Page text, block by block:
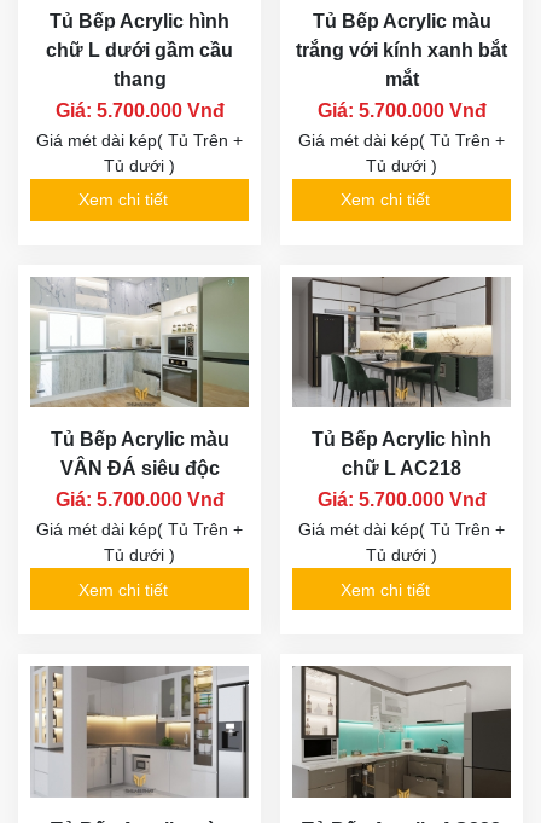
Tủ Bếp Acrylic hình
chữ L dưới gầm cầu
thang
Giá: 5.700.000 Vnđ
Giá mét dài kép( Tủ Trên +
Tủ dưới )
Xem chi tiết
Tủ Bếp Acrylic màu
trắng với kính xanh bắt
mắt
Giá: 5.700.000 Vnđ
Giá mét dài kép( Tủ Trên +
Tủ dưới )
Xem chi tiết
Tủ Bếp Acrylic màu
VÂN ĐÁ siêu độc
Giá: 5.700.000 Vnđ
Giá mét dài kép( Tủ Trên +
Tủ dưới )
Xem chi tiết
Tủ Bếp Acrylic hình
chữ L AC218
Giá: 5.700.000 Vnđ
Giá mét dài kép( Tủ Trên +
Tủ dưới )
Xem chi tiết